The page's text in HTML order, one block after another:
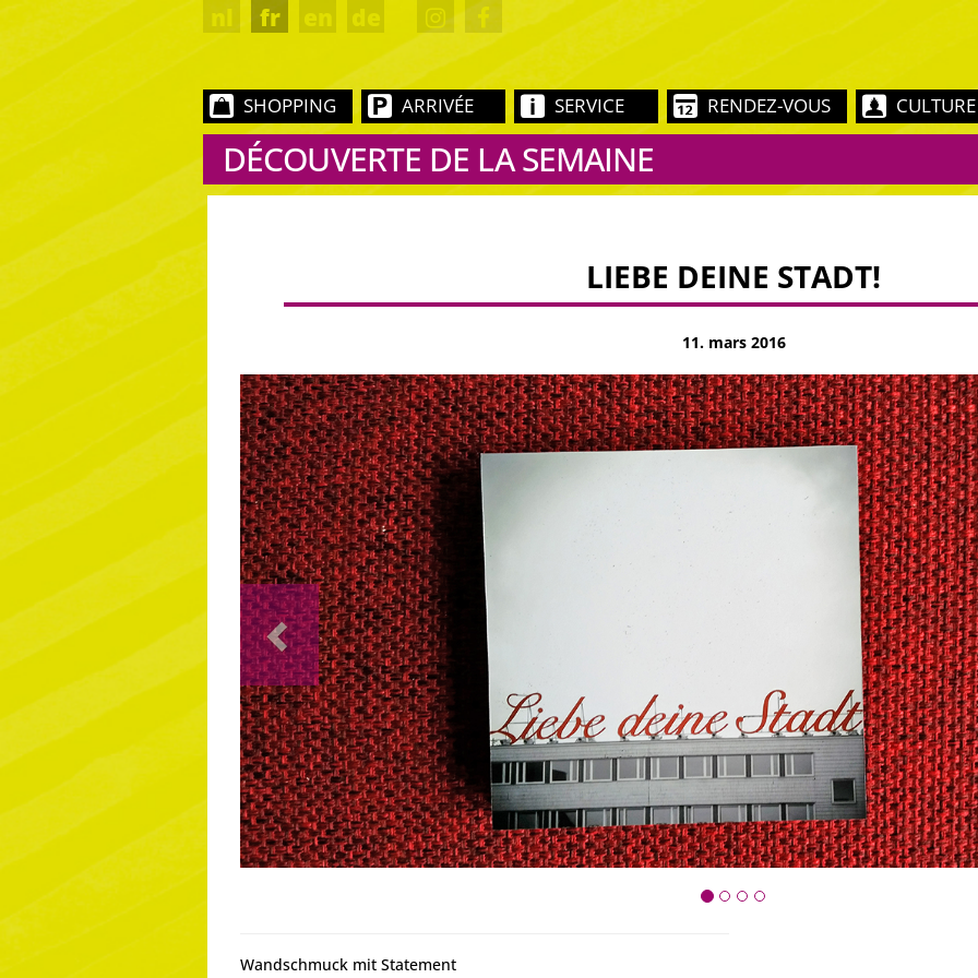
fr
SHOPPING ARRIVÉE SERVICE RENDEZ-VOUS CULTURE
DÉCOUVERTE DE LA SEMAINE
LIEBE DEINE STADT!
11. mars 2016
Previous
Wandschmuck mit Statement